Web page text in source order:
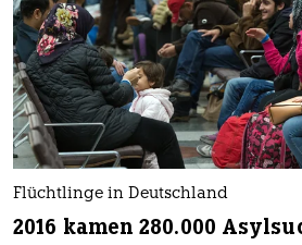
Flüchtlinge in Deutschland
2016 kamen 280.000